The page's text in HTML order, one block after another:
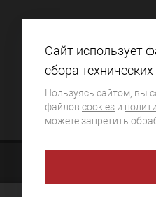
Сайт использует
сбора
Пользуясь сайтом, вы
файлов cookies и
можете запретить